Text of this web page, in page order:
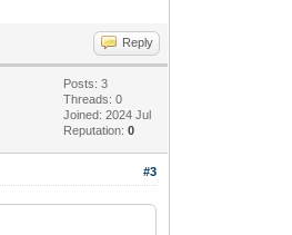
Reply
Posts: 3
Threads: 0
Joined: 2024 Jul
Reputation:0
#3